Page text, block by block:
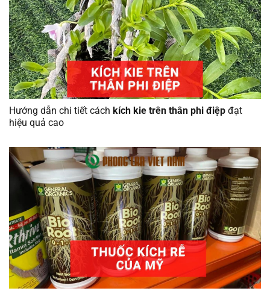
Hướng dẫn chi tiết cách kích kie trên thân phi điệp đạt
hiệu quả cao